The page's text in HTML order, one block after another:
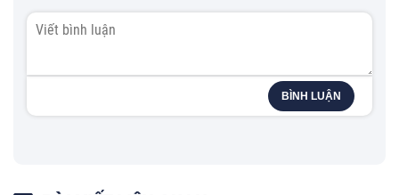
BÌNH LUẬN